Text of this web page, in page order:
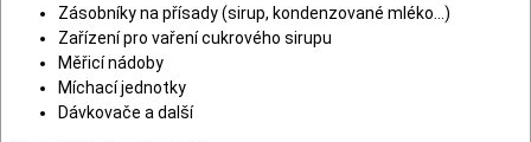
Zásobníky na přísady (sirup, kondenzované mléko…)
Zařízení pro vaření cukrového sirupu
Měřicí nádoby
Míchací jednotky
Dávkovače a další